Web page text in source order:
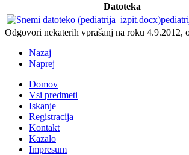
Datoteka
Odgovori nekaterih vprašanj na roku 4.9.2012,
Nazaj
Naprej
Domov
Vsi predmeti
Iskanje
Registracija
Kontakt
Kazalo
Impresum